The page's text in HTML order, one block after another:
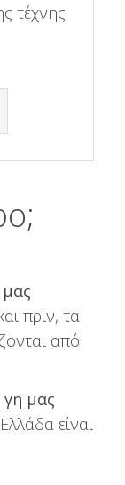
τέχνης
πριν, τα
από
μας
είναι